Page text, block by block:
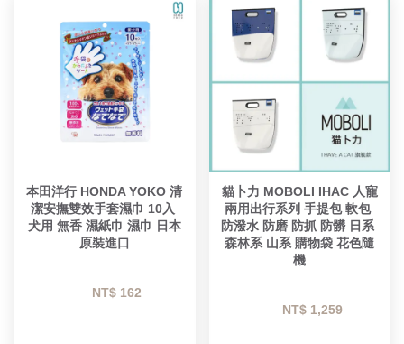
本田洋行 HONDA YOKO 清
潔安撫雙效手套濕巾 10入
犬用 無香 濕紙巾 濕巾 日本
原裝進口
NT$ 162
貓卜力 MOBOLI IHAC 人寵
兩用出行系列 手提包 軟包
防潑水 防磨 防抓 防髒 日系
森林系 山系 購物袋 花色隨
機
NT$ 1,259